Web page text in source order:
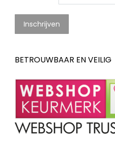
BETROUWBAAR EN VEILIG